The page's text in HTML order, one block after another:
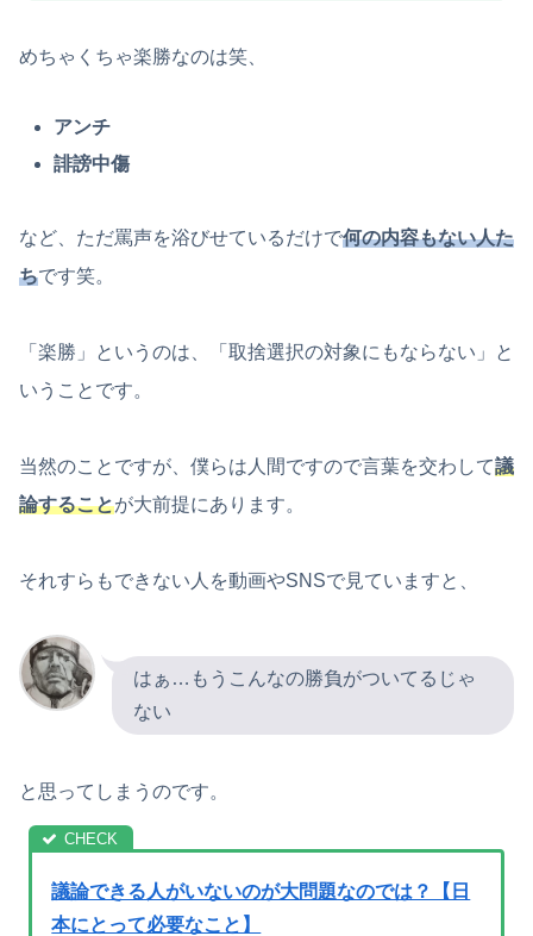
めちゃくちゃ楽勝なのは笑、
アンチ
誹謗中傷
など、ただ罵声を浴びせているだけで何の内容もない人た
ちです笑。
「楽勝」というのは、「取捨選択の対象にもならない」と
いうことです。
当然のことですが、僕らは人間ですので言葉を交わして議
論することが大前提にあります。
それすらもできない人を動画やSNSで見ていますと、
はぁ…もうこんなの勝負がついてるじゃ
ない
と思ってしまうのです。
議論できる人がいないのが大問題なのでは？【日
本にとって必要なこと】